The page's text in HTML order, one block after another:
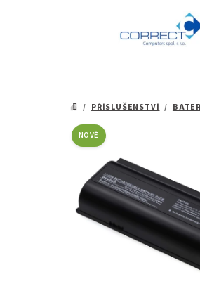
DOMŮ
/ PŘÍSLUŠENSTVÍ /
NOVÉ
hvězdiček.